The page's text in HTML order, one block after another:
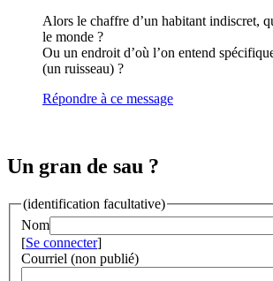
Alors le chaffre d’un habitant indiscret,
le monde ?
Ou un endroit d’où l’on entend
(un ruisseau) ?
Répondre à ce message
Un gran de sau ?
(identification facultative)
Nom
[Se connecter]
Courriel (non publié)